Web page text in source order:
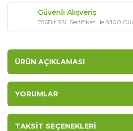
Güvenli Alışveriş
256Bit SSL Sertifikası ile %100
ÜRÜN AÇIKLAMASI
YORUMLAR
TAKSIT SEÇENEKLERI